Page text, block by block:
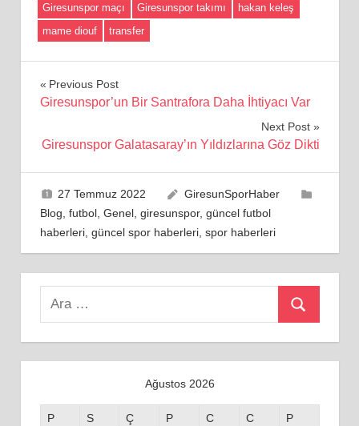
Giresunspor maçı
Giresunspor takımı
hakan keleş
mame diouf
transfer
Yazı
Previous Post
Giresunspor’un Bir Santrafora Daha İhtiyacı Var
Next Post
Giresunspor Galatasaray’ın Yıldızlarına Göz Dikti
27 Temmuz 2022
GiresunSporHaber
Blog futbol, Genel, giresunspor, güncel futbol
haberleri, güncel spor haberleri, spor haberleri
Search
Ara
Ağustos 2026
P S Ç P C C P